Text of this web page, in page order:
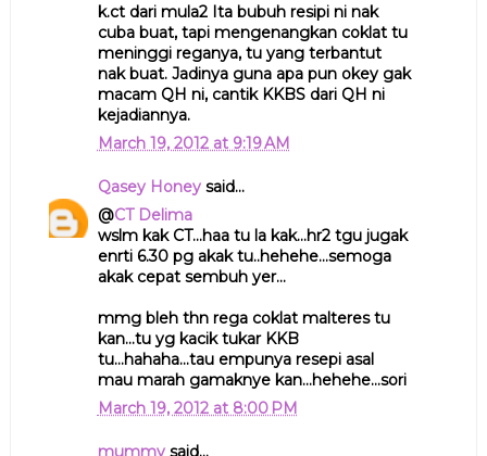
k.ct dari mula2 Ita bubuh resipi ni nak
cuba buat, tapi mengenangkan coklat tu
meninggi reganya, tu yang terbantut
nak buat. Jadinya guna apa pun okey gak
macam QH ni, cantik KKBS dari QH ni
kejadiannya.
March 19, 2012 at 9:19 AM
Qasey Honeysaid...
@CT Delima
wslm kak CT...haa tu la kak...hr2 tgu jugak
enrti 6.30 pg akak tu..hehehe...semoga
akak cepat sembuh yer...
mmg bleh thn rega coklat malteres tu
kan...tu yg kacik tukar KKB
tu...hahaha...tau empunya resepi asal
mau marah gamaknye kan...hehehe...sori
March 19, 2012 at 8:00 PM
mummysaid...